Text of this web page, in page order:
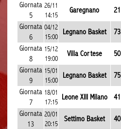
Giornata
5
26/11
14:15
Garegnano 21
Giornata
6
04/12
15:00
Legnano Basket 73
Giornata
8
15/12
19:00
Villa Cortese 50
Giornata
9
15/01
15:00
Legnano Basket 75
Giornata
7
18/01
17:15
Leone XIII Milano 41
Giornata
13
20/01
20:15
Settimo Basket 40